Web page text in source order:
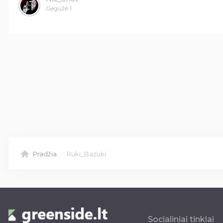
Gegužė 1
Pradžia Ruki_Bazuki
Socialiniai tinklai